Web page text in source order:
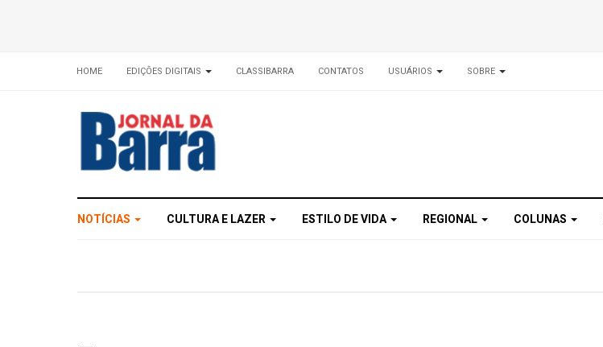
HOME EDIÇÕES DIGITAIS CLASSIBARRA CONTATOS USUÁRIOS SOBRE
NOTÍCIAS CULTURA E LAZER ESTILO DE VIDA REGIONAL COLUNAS